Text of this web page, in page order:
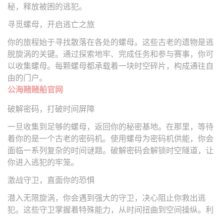
秘，释放被困的逃犯。
寻觅螺母，开启逃亡之旅
你的旅程始于寻找散落在各处的螺母。这些古老的遗物是逃
脱旋涡的关键。通过探索地牢、完成任务和参与赛事，你可
以收集螺母。每颗螺母都承载着一块时空碎片，构成通往自
由的门户。
公海赌赌船官网
破解密码，打破时间屏障
一旦收集到足够的螺母，返回你的秘密基地。在那里，等待
着你的是一个古老的密码机。使用螺母为密码机供能，你会
面临一系列复杂的时间谜题。破解密码会解锁时空隧道，让
你进入逃犯的牢笼。
激战守卫，直面你的恐惧
潜入无限旋涡，你会遇到强大的守卫，决心阻止你救出逃
犯。这些守卫掌握着特殊能力，从时间扭曲到空间操纵。利